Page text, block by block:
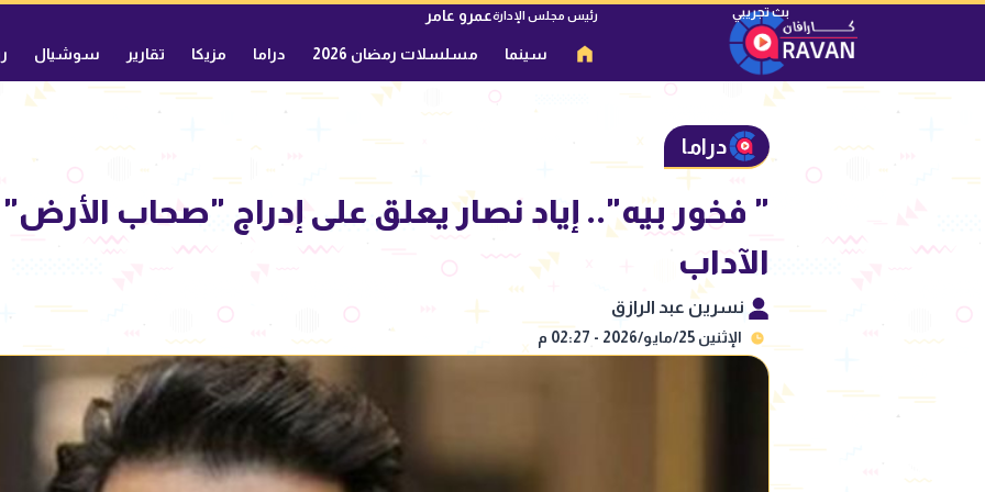
رئيس مجلس الإدارةعمرو عامر
سينما مسلسلات رمضان 2026 دراما مزيكا تقارير سوشيال
دراما
" فخور بيه".. إياد نصار يعلق على إدراج "صحاب
الآداب
نسرين عبد الرازق
الإثنين 25/مايو/2026 - 02:27 م